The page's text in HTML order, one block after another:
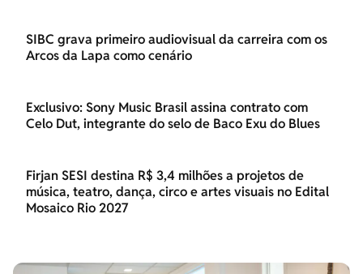
SIBC grava primeiro audiovisual da carreira com os
Arcos da Lapa como cenário
Exclusivo: Sony Music Brasil assina contrato com
Celo Dut, integrante do selo de Baco Exu do Blues
Firjan SESI destina R$ 3,4 milhões a projetos de
música, teatro, dança, circo e artes visuais no Edital
Mosaico Rio 2027